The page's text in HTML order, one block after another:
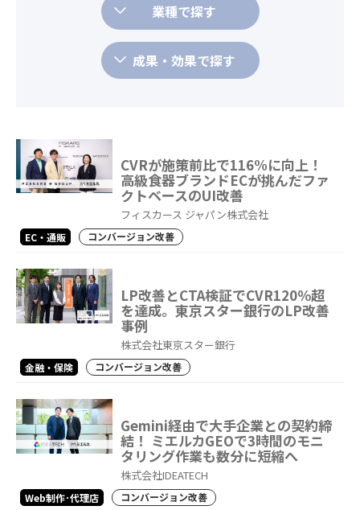
業種で探す
成果・効果で探す
CVRが施策前比で116%に向上！
高級食器ブランドECが挑んだファ
クトベースのUI改善
フィスカース ジャパン株式会社
EC・通販 コンバージョン改善
LP改善とCTA検証でCVR120％超
を達成。東京スター銀行のLP改善
事例
株式会社東京スター銀行
金融・保険 コンバージョン改善
Gemini経由で大手企業との契約締
結！ ミエルカGEOで3時間のモニ
タリング作業も数分に短縮へ
株式会社IDEATECH
Web制作･代理店 コンバージョン改善